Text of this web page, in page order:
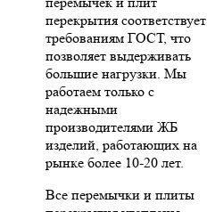
перекрытия соответствует
требованиям ГОСТ, что
позволяет выдерживать
большие нагрузки. Мы
работаем только с
надежными
производителями ЖБ
изделий, работающих на
рынке более 10-20 лет.
Все перемычки и плиты